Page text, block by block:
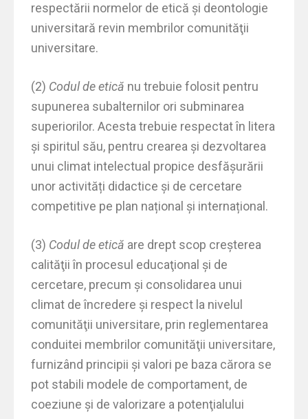
respectării normelor de etică şi deontologie
universitară revin membrilor comunităţii
universitare.
(2) Codul de etică nu trebuie folosit pentru
supunerea subalternilor ori subminarea
superiorilor. Acesta trebuie respectat în litera
și spiritul său, pentru crearea și dezvoltarea
unui climat intelectual propice desfășurării
unor activități didactice și de cercetare
competitive pe plan național și internațional.
(3) Codul de etică are drept scop creşterea
calităţii în procesul educaţional şi de
cercetare, precum şi consolidarea unui
climat de încredere şi respect la nivelul
comunităţii universitare, prin reglementarea
conduitei membrilor comunităţii universitare,
furnizând principii şi valori pe baza cărora se
pot stabili modele de comportament, de
coeziune şi de valorizare a potenţialului